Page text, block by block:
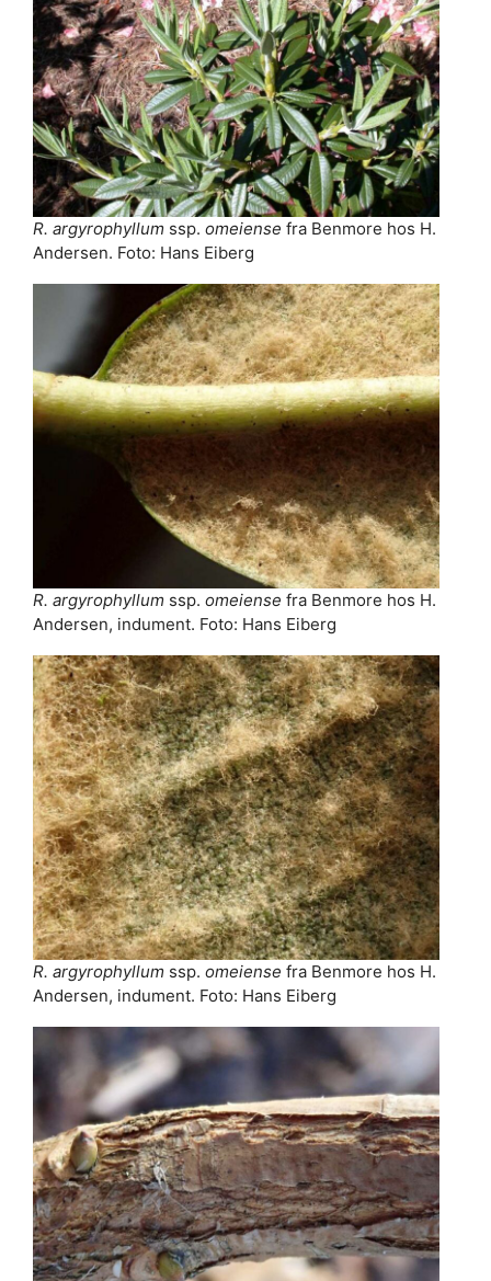
R. argyrophyllum ssp. omeiense fra Benmore hos H.
Andersen. Foto: Hans Eiberg
R. argyrophyllum ssp. omeiense fra Benmore hos H.
Andersen, indument. Foto: Hans Eiberg
R. argyrophyllum ssp. omeiense fra Benmore hos H.
Andersen, indument. Foto: Hans Eiberg